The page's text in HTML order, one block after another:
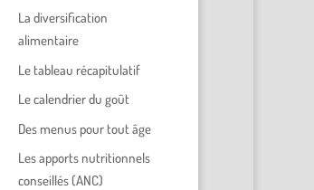
La diversification
alimentaire
Le tableau récapitulatif
Le calendrier du goût
Des menus pour tout âge
Les apports nutritionnels
conseillés (ANC)